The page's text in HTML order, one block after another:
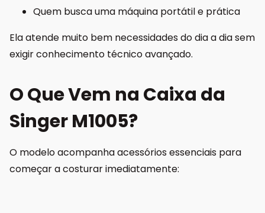
Quem busca uma máquina portátil e prática
Ela atende muito bem necessidades do dia a dia sem
exigir conhecimento técnico avançado.
O Que Vem na Caixa da
Singer M1005?
O modelo acompanha acessórios essenciais para
começar a costurar imediatamente: